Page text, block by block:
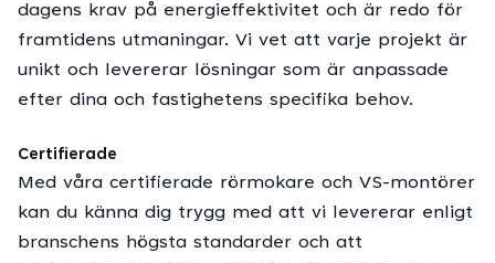
dagens krav på energieffektivitet och är redo för
framtidens utmaningar. Vi vet att varje projekt är
unikt och levererar lösningar som är anpassade
efter dina och fastighetens specifika behov.
Certifierade
Med våra certifierade rörmokare och VS-montörer
kan du känna dig trygg med att vi levererar enligt
branschens högsta standarder och att